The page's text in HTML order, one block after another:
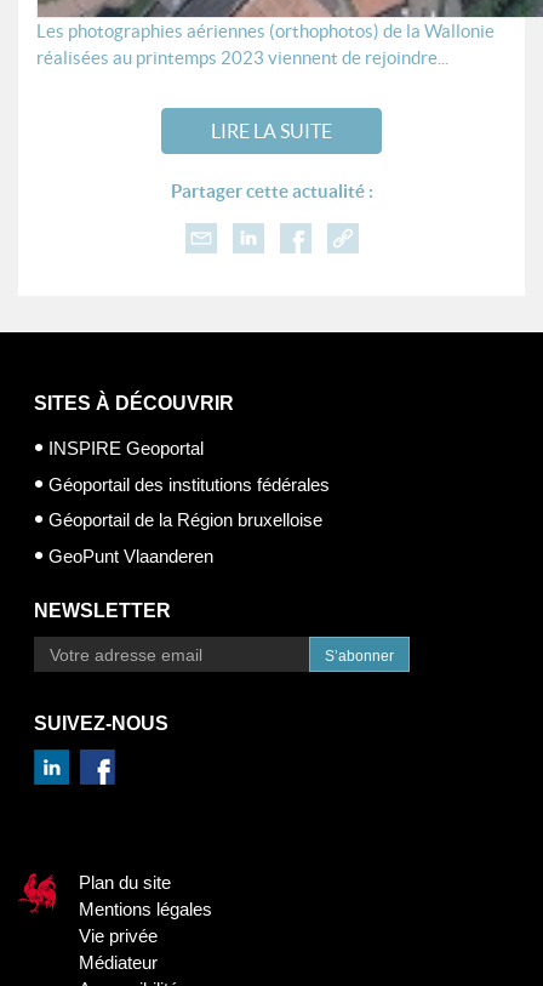
Les photographies aériennes (orthophotos) de la Wallonie
réalisées au printemps 2023 viennent de rejoindre...
LIRE LA SUITE
Partager cette actualité :
SITES À DÉCOUVRIR
INSPIRE Geoportal
Géoportail des institutions fédérales
Géoportail de la Région bruxelloise
GeoPunt Vlaanderen
NEWSLETTER
S’abonner
SUIVEZ-NOUS
Plan du site
Mentions légales
Vie privée
Médiateur